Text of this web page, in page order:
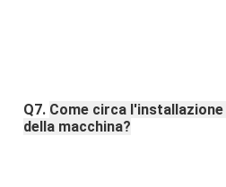
Q7. Come circa
della macchina?